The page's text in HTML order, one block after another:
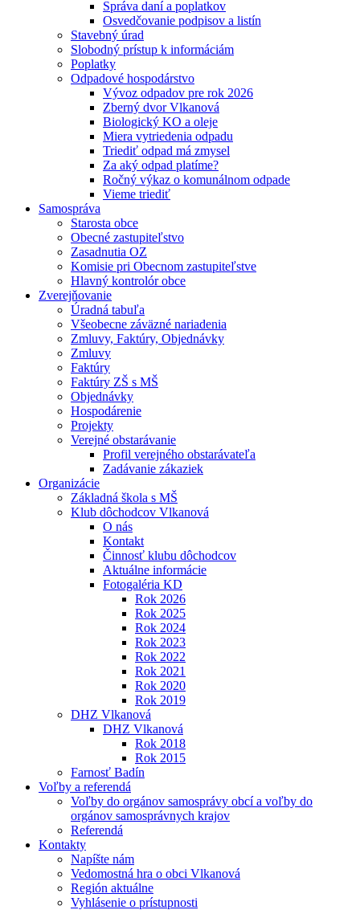
Správa daní a poplatkov
Osvedčovanie podpisov a listín
Stavebný úrad
Slobodný prístup k informáciám
Poplatky
Odpadové hospodárstvo
Vývoz odpadov pre rok 2026
Zberný dvor Vlkanová
Biologický KO a oleje
Miera vytriedenia odpadu
Triediť odpad má zmysel
Za aký odpad platíme?
Ročný výkaz o komunálnom odpade
Vieme triediť
Samospráva
Starosta obce
Obecné zastupiteľstvo
Zasadnutia OZ
Komisie pri Obecnom zastupiteľstve
Hlavný kontrolór obce
Zverejňovanie
Úradná tabuľa
Všeobecne záväzné nariadenia
Zmluvy, Faktúry, Objednávky
Zmluvy
Faktúry
Faktúry ZŠ s MŠ
Objednávky
Hospodárenie
Projekty
Verejné obstarávanie
Profil verejného obstarávateľa
Zadávanie zákaziek
Organizácie
Základná škola s MŠ
Klub dôchodcov Vlkanová
O nás
Kontakt
Činnosť klubu dôchodcov
Aktuálne informácie
Fotogaléria KD
Rok 2026
Rok 2025
Rok 2024
Rok 2023
Rok 2022
Rok 2021
Rok 2020
Rok 2019
DHZ Vlkanová
DHZ Vlkanová
Rok 2018
Rok 2015
Farnosť Badín
Voľby a referendá
Voľby do orgánov samosprávy obcí a voľby do
orgánov samosprávnych krajov
Referendá
Kontakty
Napíšte nám
Vedomostná hra o obci Vlkanová
Región aktuálne
Vyhlásenie o prístupnosti